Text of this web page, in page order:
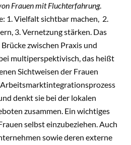
Frauen mit Fluchterfahrung.
1. Vielfalt sichtbar machen, 2.
3. Vernetzung stärken. Das
zwischen Praxis und
multiperspektivisch, das heißt
Sichtweisen der Frauen
denkt sie bei der lokalen
zusammen. Ein wichtiges
selbst einzubeziehen. Auch
sowie deren externe